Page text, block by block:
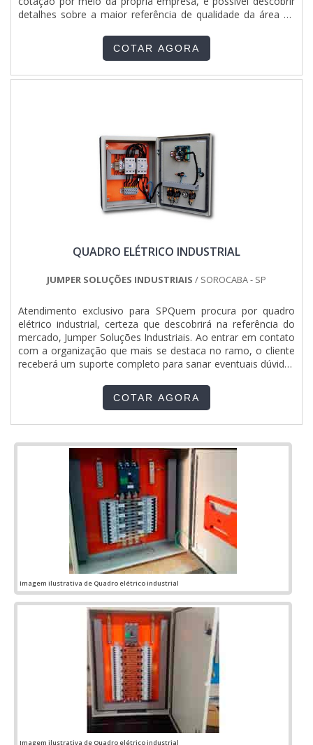
detalhes sobre a maior referência de qualidade da área de
com os colaboradores da Pégaso Soluções Elétricas
alcançará assertividade com soluções para fa...
COTAR AGORA
QUADRO ELÉTRICO INDUSTRIAL
JUMPER SOLUÇÕES INDUSTRIAIS / SOROCABA - SP
Atendimento exclusivo para SPQuem procura por quadro
elétrico industrial, certeza que descobrirá na referência do
mercado, Jumper Soluções Industriais. Ao entrar em contato
com a organização que mais se destaca no ramo, o cliente
receberá um suporte completo para sanar eventuais dúvidas
SOBRE QUADRO ELÉTRICO INDUSTRIALQuem está à
procura de quadro elétrico industrial em uma empresa
garantindo o melhor em tecnologia e desenvolvimento no
que gera resultado.Sem trocar o foco sobre quadro elétrico
industrial, na essência da empresa, a mesma deve prezar
pelos produtos e serviços com ótima qualidade e
assertividade, pontos importantes que ficam de fora no
planejamento de empresas que visam apenas o lucro,
deixando a desejar nos outros fatores.É importante lembrar
que o produto deve sempre ser adquirido com companhias
especializadas no segmento. Esse tipo de cuidado ajuda a
garantir a qualidade e durabilidade dos materiais, além de
evitar prejuízos com substituições frequentes de produtos
que não cumprem com suas funções adequadamente.
Assim, é possível poupar gastos desnecessários.Existem
diversos motivos para a Jumper Soluções Industriais ter se
tornado destaque quando pensamos em uma empresa que
entrega confiança e produtos de qualidade. Alguns desses
motivos são: Atendimento personalizado; Profissionais com
vasta experiência na área de atuação; Diversas opções de
pagamento disponíveis; Excelente custo-benefício; Sede
com departamento técnico de engenharia e projetos com
capacidade para atender diversos tipos de serviços;
Equipamentos de última geração. QUALIDADE
COMPROVADA NO SEGMENTOSomente na Jumper
COTAR AGORA
Imagem ilustrativa de Quadro elétrico industrial
Imagem ilustrativa de Quadro elétrico industrial